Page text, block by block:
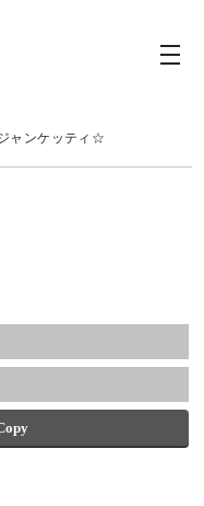
ャンケッティ☆